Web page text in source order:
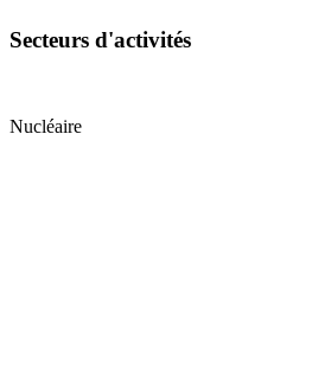
Secteurs d'activités
Nucléaire